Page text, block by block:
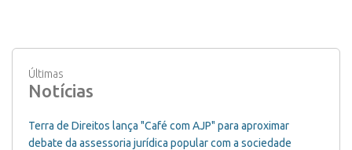
Últimas
Notícias
Terra de Direitos lança "Café com AJP" para aproximar
debate da assessoria jurídica popular com a sociedade